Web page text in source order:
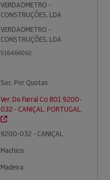
VERDAOMETRO -
CONSTRUÇÕES, LDA
VERDAOMETRO -
CONSTRUÇÕES, LDA
516466062
Soc. Por Quotas
Ver. Do Farral Cci 801 9200-
032 - CANIÇAL. PORTUGAL.
9200-032 - CANIÇAL
Machico
Madeira